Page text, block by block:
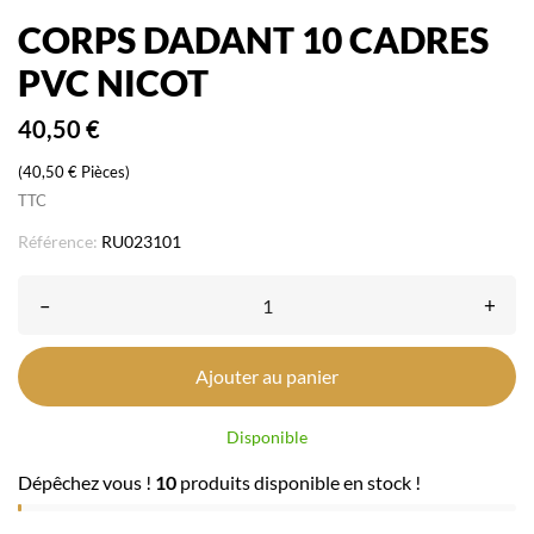
CORPS DADANT 10 CADRES
PVC NICOT
40,50 €
(40,50 € Pièces)
TTC
Référence: RU023101
– +
Ajouter au panier
Disponible
Dépêchez vous ! 10 produits disponible en stock !